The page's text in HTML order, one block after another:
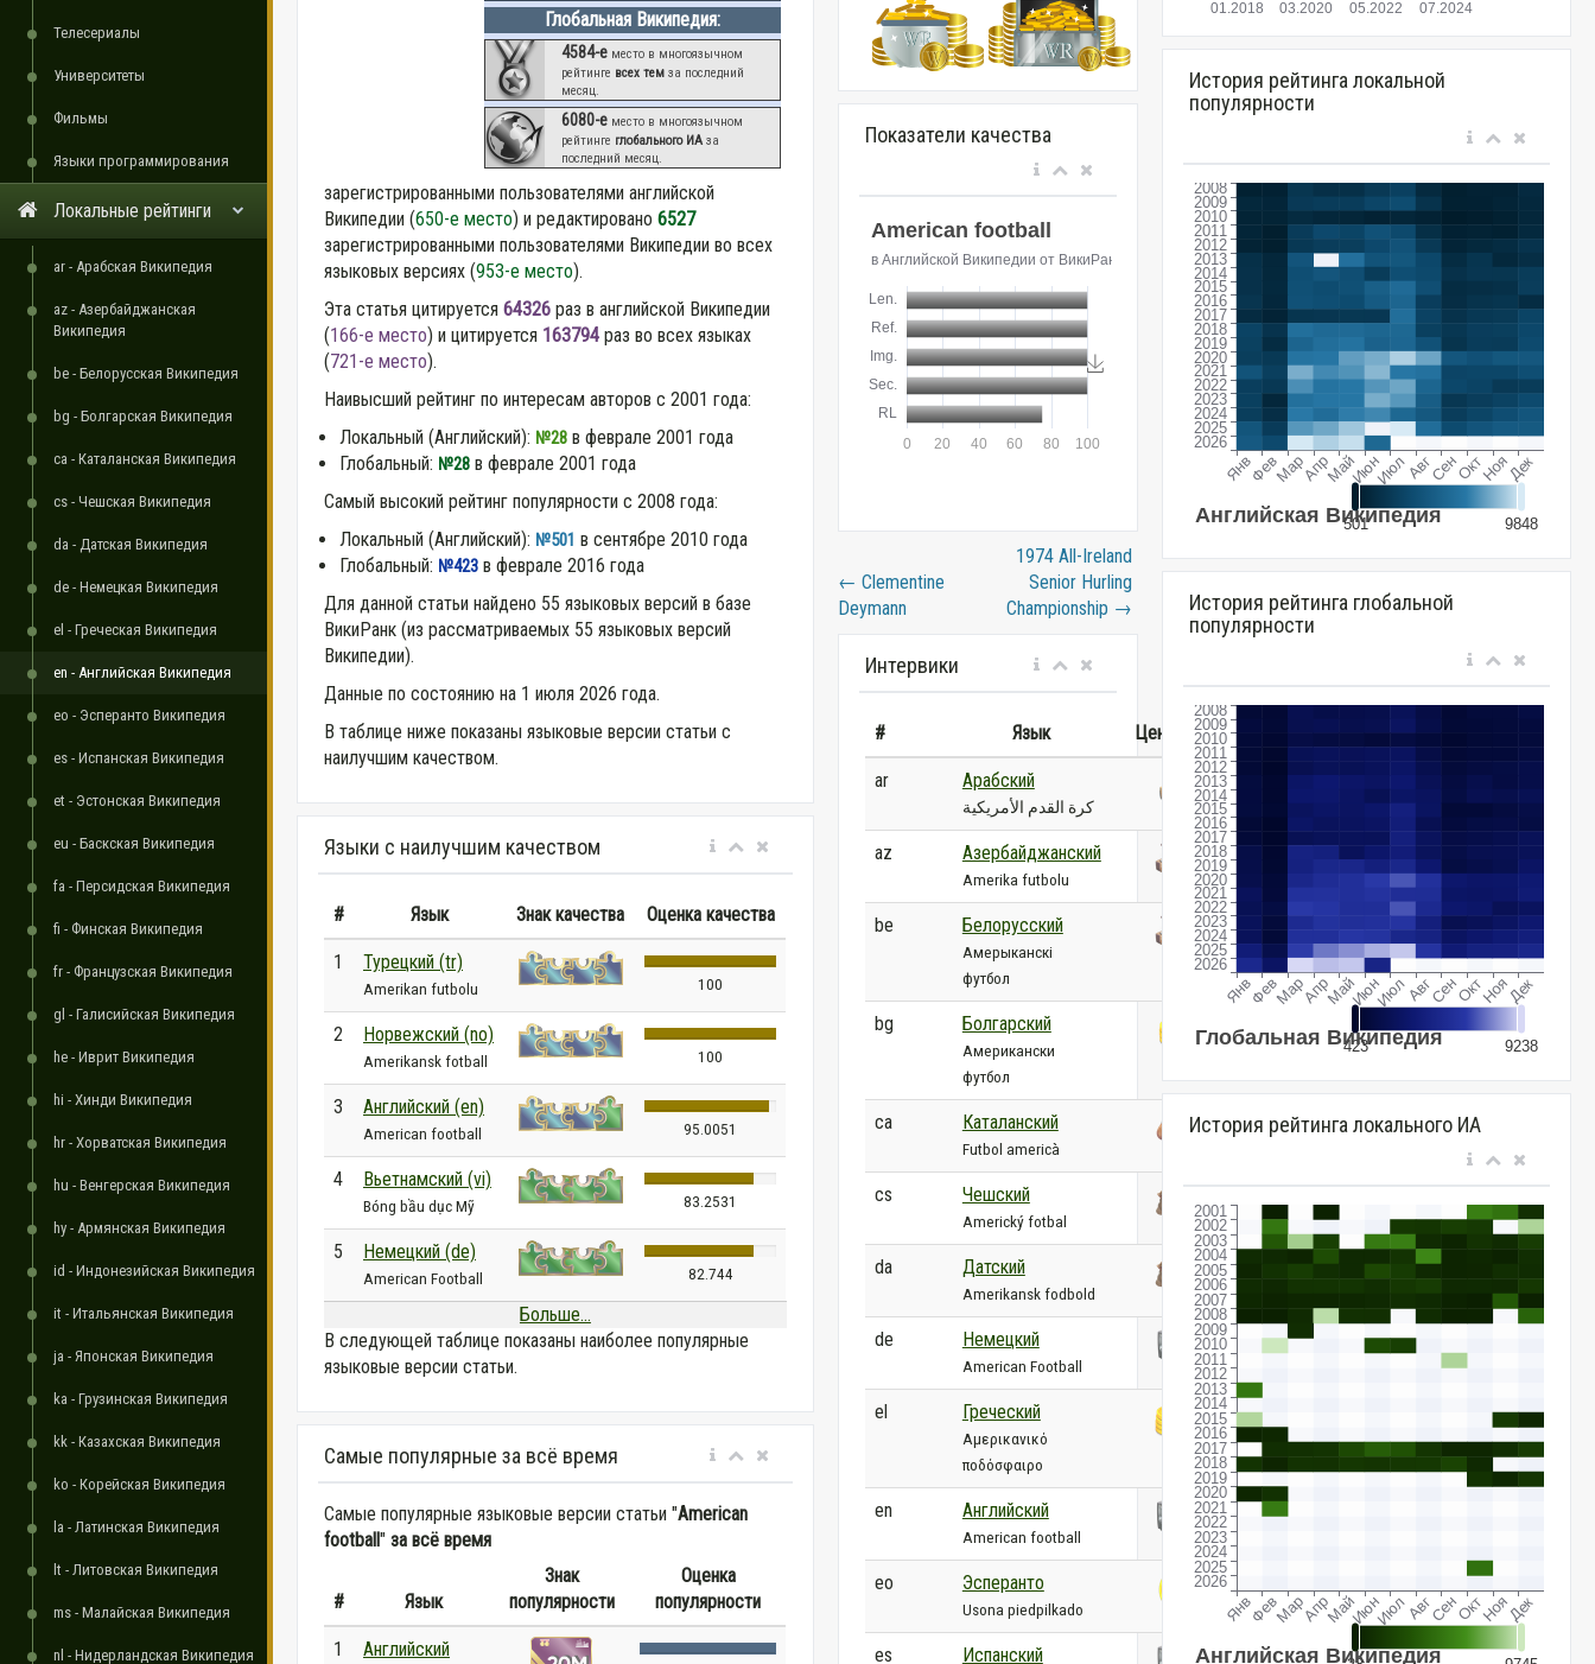
Телесериалы
Университеты
Фильмы
Языки программирования
Локальные рейтинги
ar - Арабская Википедия
az - Азербайджанская
Википедия
be - Белорусская Википедия
bg - Болгарская Википедия
ca - Каталанская Википедия
cs - Чешская Википедия
da - Датская Википедия
de - Немецкая Википедия
el - Греческая Википедия
en - Английская Википедия
eo - Эсперанто Википедия
es - Испанская Википедия
et - Эстонская Википедия
eu - Баскская Википедия
fa - Персидская Википедия
fi - Финская Википедия
fr - Французская Википедия
gl - Галисийская Википедия
he - Иврит Википедия
hi - Хинди Википедия
hr - Хорватская Википедия
hu - Венгерская Википедия
hy - Армянская Википедия
id - Индонезийская Википедия
it - Итальянская Википедия
ja - Японская Википедия
ka - Грузинская Википедия
kk - Казахская Википедия
ko - Корейская Википедия
la - Латинская Википедия
lt - Литовская Википедия
ms - Малайская Википедия
nl - Нидерландская Википедия
Глобальная Википедия:
4584-еместо в многоязычном
рейтинге всех темза последний
месяц.
6080-еместо в многоязычном
рейтинге глобального ИАза
последний месяц.
зарегистрированными пользователями английской
Википедии (650-е место) и редактировано 6527
зарегистрированными пользователями Википедии во всех
языковых версиях (953-е место).
Эта статья цитируется 64326 раз в английской Википедии
(166-е место) и цитируется 163794 раз во всех языках
(721-е место).
Наивысший рейтинг по интересам авторов с 2001 года:
Локальный (Английский): №28 в феврале 2001 года
Глобальный: №28 в феврале 2001 года
Самый высокий рейтинг популярности с 2008 года:
Локальный (Английский): №501 в сентябре 2010 года
Глобальный: №423 в феврале 2016 года
Для данной статьи найдено 55 языковых версий в базе
ВикиРанк (из рассматриваемых 55 языковых версий
Википедии).
Данные по состоянию на 1 июля 2026 года.
В таблице ниже показаны языковые версии статьи с
наилучшим качеством.
Языки с наилучшим качеством
# Язык Знак качества Оценка качества
1 Турецкий (tr)
Amerikan futbolu 100
2 Норвежский (no)
Amerikansk fotball 100
3 Английский (en)
American football 95.0051
4 Вьетнамский (vi)
Bóng bầu dục Mỹ 83.2531
5 Немецкий (de)
American Football 82.744
Больше...
В следующей таблице показаны наиболее популярные
языковые версии статьи.
Самые популярные за всё время
Самые популярные языковые версии статьи "American
football" за всё время
# Язык
Знак
популярности
Оценка
популярности
1
Английский
Показатели качества
← Clementine
Deymann
1974 All-Ireland
Senior Hurling
Championship →
Интервики
# Язык Ценность
ar Арабский
كرة القدم الأمريكية
az Азербайджанский
Amerika futbolu
be Белорусский
Амерыканскі
футбол
bg Болгарский
Американски
футбол
ca Каталанский
Futbol americà
cs Чешский
Americký fotbal
da Датский
Amerikansk fodbold
de Немецкий
American Football
el Греческий
Αμερικανικό
ποδόσφαιρο
en Английский
American football
eo Эсперанто
Usona piedpilkado
es Испанский
История рейтинга локальной
популярности
История рейтинга глобальной
популярности
История рейтинга локального ИА